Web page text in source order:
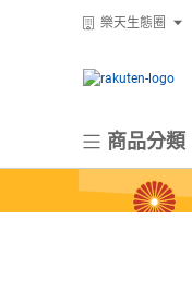
樂天生態圈
商品分類